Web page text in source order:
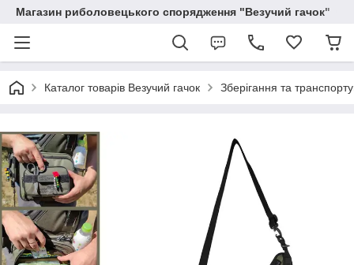
Магазин риболовецького спорядження "Везучий гачок"
Каталог товарів Везучий гачок Зберігання та